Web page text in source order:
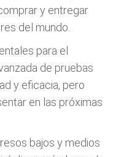
y entregar
del mundo.
para el
de pruebas
y eficacia, pero
en las próximas
bajos y medios